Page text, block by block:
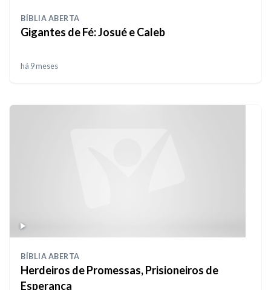
BÍBLIA ABERTA
Gigantes de Fé: Josué e Caleb
há 9 meses
BÍBLIA ABERTA
Herdeiros de Promessas, Prisioneiros de
Esperança